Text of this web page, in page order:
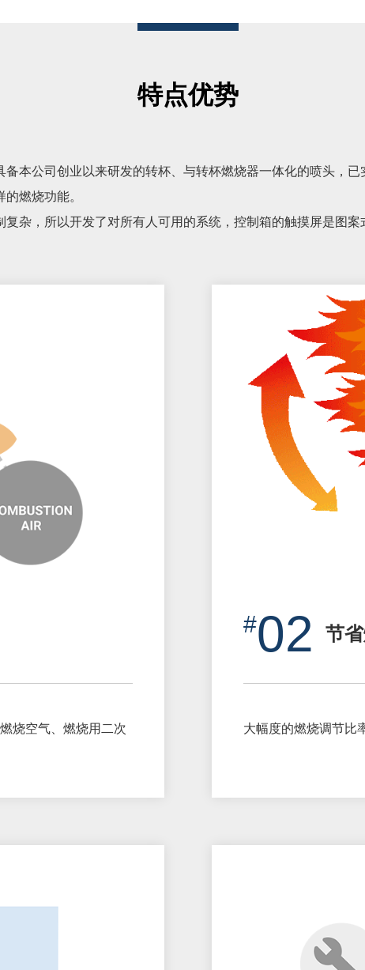
特点优势
本公司创业以来研发的转杯、与转杯燃烧器一体化的喷头，
燃烧功能。
杂，所以开发了对所有人可用的系统，控制箱的触摸屏是图
烧空气、燃烧用二次
02 节
大幅度的燃烧调节比